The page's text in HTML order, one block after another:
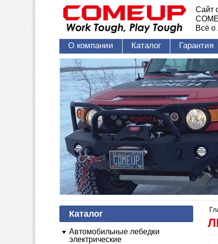
Сайт
Всё о
О компании Каталог Гарантия
Каталог
Автомобильные лебедки
электрические